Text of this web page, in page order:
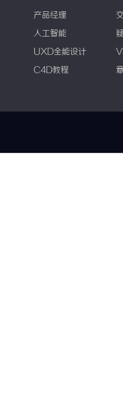
产品经理
人工智能
UXD全能设计
C4D教程